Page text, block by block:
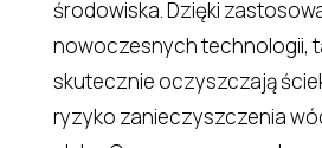
środowiska. Dzięki
nowoczesnych technologii,
skutecznie oczyszczają
ryzyko zanieczyszczenia